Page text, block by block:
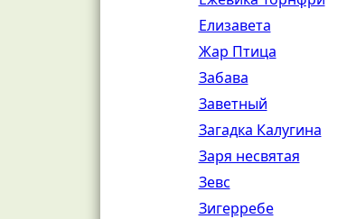
Елизавета
Жар Птица
Забава
Заветный
Загадка Калугина
Заря несвятая
Зевс
Зигерребе